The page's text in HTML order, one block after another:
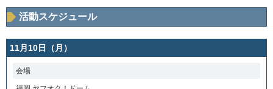
活動スケジュール
11月10日（月）
会場